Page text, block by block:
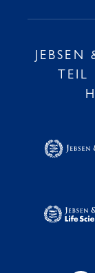
JEBSEN
TEIL